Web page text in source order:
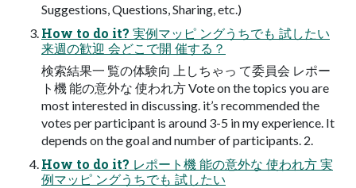
Suggestions, Questions, Sharing, etc.)
How to do it? 実例マッピ ングうちでも 試したい
来週の歓迎 会どこで開 催する？
検索結果一 覧の体験向 上しちゃっ て委員会 レポー
ト機 能の意外な 使われ方 Vote on the topics you are
most interested in discussing. it’s recommended the
votes per participant is around 3-5 in my experience. It
depends on the goal and number of participants. 2.
How to do it? レポート機 能の意外な 使われ方 実
例マッピ ングうちでも 試したい